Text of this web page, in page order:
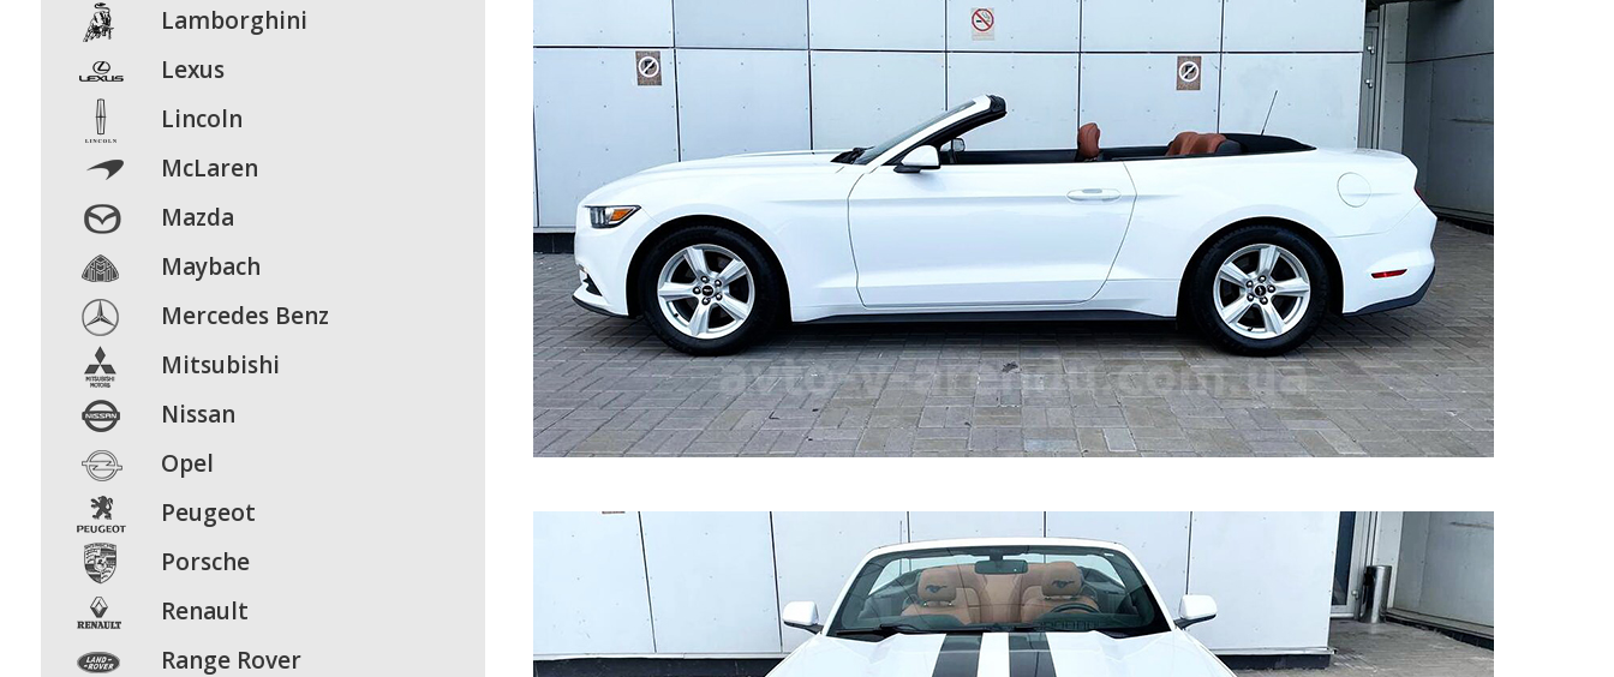
Lamborghini
Lexus
Lincoln
McLaren
Mazda
Maybach
Mercedes Benz
Mitsubishi
Nissan
Opel
Peugeot
Porsche
Renault
Range Rover